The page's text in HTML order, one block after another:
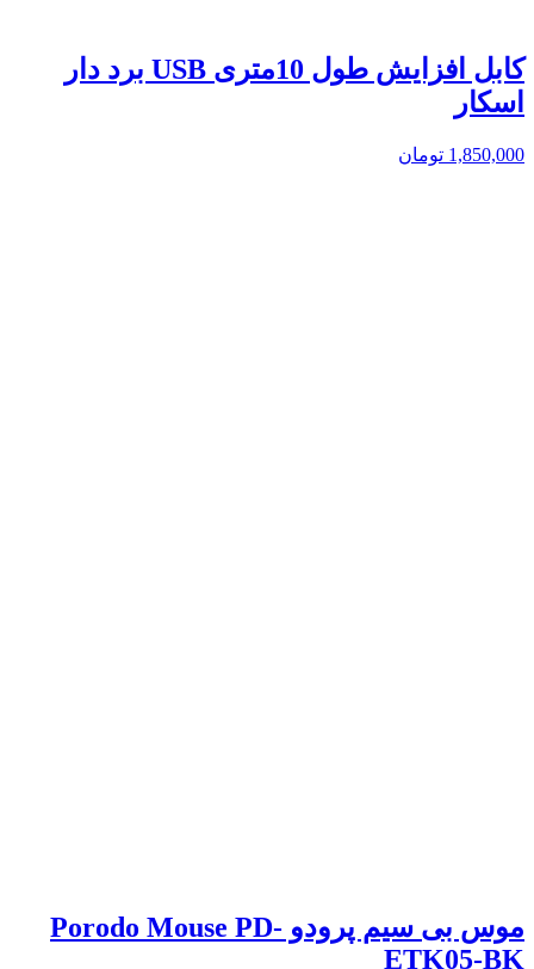
کابل افزایش طول 10متری USB برد دار
اسکار
1,850,000 تومان
موس بی سیم پرودو Porodo Mouse PD-
ETK05-BK